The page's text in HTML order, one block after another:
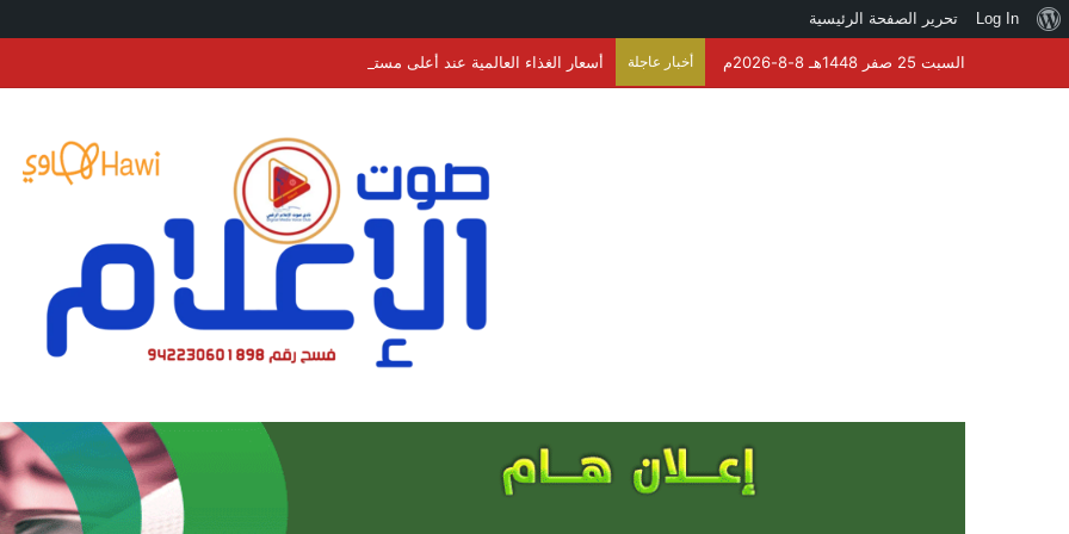
نبذة
ووردبريس
Log In تحرير الصفحة الرئيسية
السبت 25 صفر 1448هـ 8-8-2026م أخبار عاجلة أسعار الغذاء العالمية عند أعلى مستوى في أكثر من 3 سنوات.. الحبوب والسكر والزيوت النباتية تقود الارتفاع